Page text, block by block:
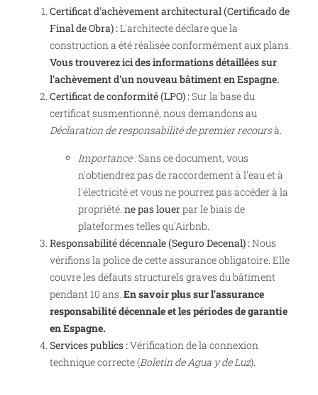
Certificat d'achèvement architectural (Certificado de
Final de Obra) :L'architecte déclare que la
construction a été réalisée conformément aux plans.
Vous trouverez ici des informations détaillées sur
l'achèvement d'un nouveau bâtiment en Espagne.
Certificat de conformité (LPO) :Sur la base du
certificat susmentionné, nous demandons au
Déclaration de responsabilité de premier recoursà.
Importance :Sans ce document, vous
n'obtiendrez pas de raccordement à l'eau et à
l'électricité et vous ne pourrez pas accéder à la
propriété. ne pas louerpar le biais de
plateformes telles qu'Airbnb.
Responsabilité décennale (Seguro Decenal) :Nous
vérifions la police de cette assurance obligatoire. Elle
couvre les défauts structurels graves du bâtiment
pendant 10 ans. En savoir plus sur l'assurance
responsabilité décennale et les périodes de garantie
en Espagne.
Services publics :Vérification de la connexion
technique correcte (Boletin de Agua y de Luz).